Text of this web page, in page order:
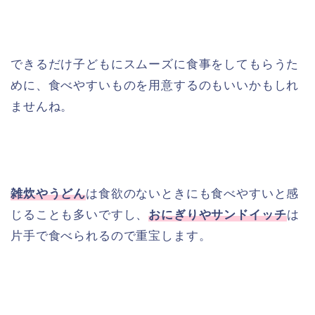
できるだけ子どもにスムーズに食事をしてもらうた
めに、食べやすいものを用意するのもいいかもしれ
ませんね。
雑炊やうどんは食欲のないときにも食べやすいと感
じることも多いですし、おにぎりやサンドイッチは
片手で食べられるので重宝します。